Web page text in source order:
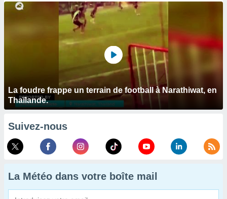
La foudre frappe un terrain de football à Narathiwat, en
Thaïlande.
Suivez-nous
La Météo dans votre boîte mail